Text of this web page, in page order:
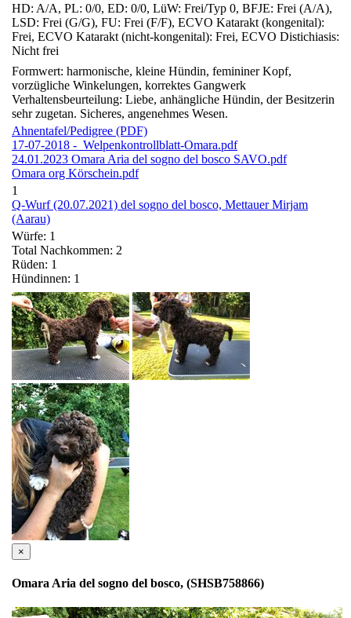
HD: A/A, PL: 0/0, ED: 0/0, LüW: Frei/Typ 0, BFJE: Frei (A/A),
LSD: Frei (G/G), FU: Frei (F/F), ECVO Katarakt (kongenital):
Frei, ECVO Katarakt (nicht-kongenital): Frei, ECVO Distichiasis:
Nicht frei
Formwert: harmonische, kleine Hündin, femininer Kopf,
vorzügliche Winkelungen, korrektes Gangwerk
Verhaltensbeurteilung: Liebe, anhängliche Hündin, der Besitzerin
sehr zugetan. Sicheres, angenehmes Wesen.
Ahnentafel/Pedigree (PDF)
17-07-2018 - Welpenkontrollblatt-Omara.pdf
24.01.2023 Omara Aria del sogno del bosco SAVO.pdf
Omara org Körschein.pdf
1
Q-Wurf (20.07.2021) del sogno del bosco, Mettauer Mirjam
(Aarau)
Würfe: 1
Total Nachkommen: 2
Rüden: 1
Hündinnen: 1
×
Omara Aria del sogno del bosco, (SHSB758866)